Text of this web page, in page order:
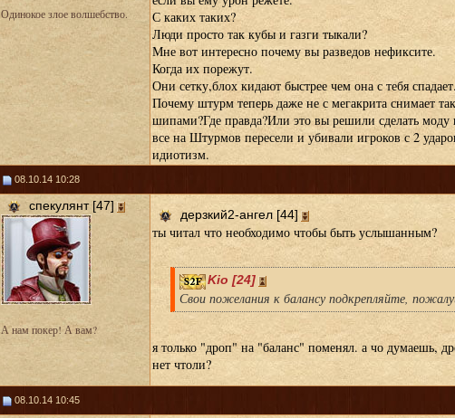
Одинокое злое волшебство.
С каких таких?
Люди просто так кубы и газги тыкали?
Мне вот интересно почему вы разведов нефиксите.
Когда их порежут.
Они сетку,блох кидают быстрее чем она с тебя спадает.
Почему штурм теперь даже не с мегакрита снимает
шипами?Где правда?Или это вы решили сделать
все на Штурмов пересели и убивали игроков с 2
идиотизм.
08.10.14 10:28
спекулянт [47]
А нам покер! А вам?
дерзкий2-ангел [44]
ты читал что необходимо чтобы быть услышанным?
Kio [24]
Свои пожелания к балансу подкрепляйте,
я только "дроп" на "баланс" поменял. а чо думаешь,
нет чтоли?
08.10.14 10:45